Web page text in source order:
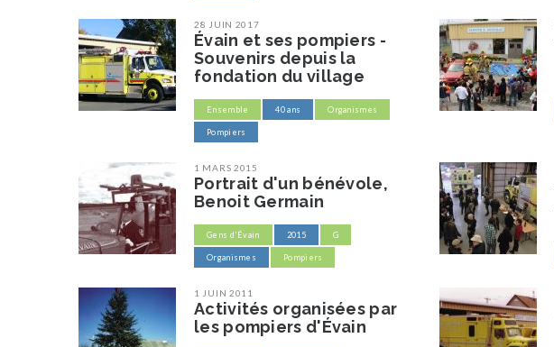
28 JUIN 2017
Évain et ses pompiers -
Souvenirs depuis la
fondation du village
Ensemble 40 ans Organismes
Pompiers
1 MARS 2015
Portrait d'un bénévole,
Benoit Germain
Gens d'Évain 2015 G
Organismes Pompiers
1 JUIN 2011
Activités organisées par
les pompiers d'Évain